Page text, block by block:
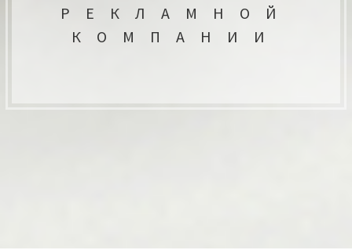
РЕКЛАМНОЙ
КОМПАНИИ